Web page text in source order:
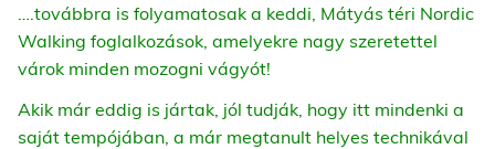
….továbbra is folyamatosak a keddi, Mátyás téri Nordic
Walking foglalkozások, amelyekre nagy szeretettel
várok minden mozogni vágyót!
Akik már eddig is jártak, jól tudják, hogy itt mindenki a
saját tempójában, a már megtanult helyes technikával